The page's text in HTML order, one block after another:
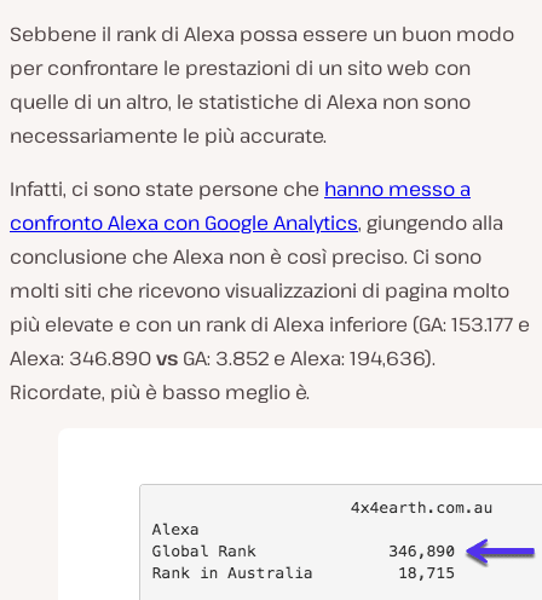
Sebbene il rank di Alexa possa essere un buon modo
per confrontare le prestazioni di un sito web con
quelle di un altro, le statistiche di Alexa non sono
necessariamente le più accurate.
Infatti, ci sono state persone che hanno messo a
confronto Alexa con Google Analytics, giungendo alla
conclusione che Alexa non è così preciso. Ci sono
molti siti che ricevono visualizzazioni di pagina molto
più elevate e con un rank di Alexa inferiore (GA: 153.177 e
Alexa: 346.890vs GA: 3.852 e Alexa: 194,636).
Ricordate, più è basso meglio è.